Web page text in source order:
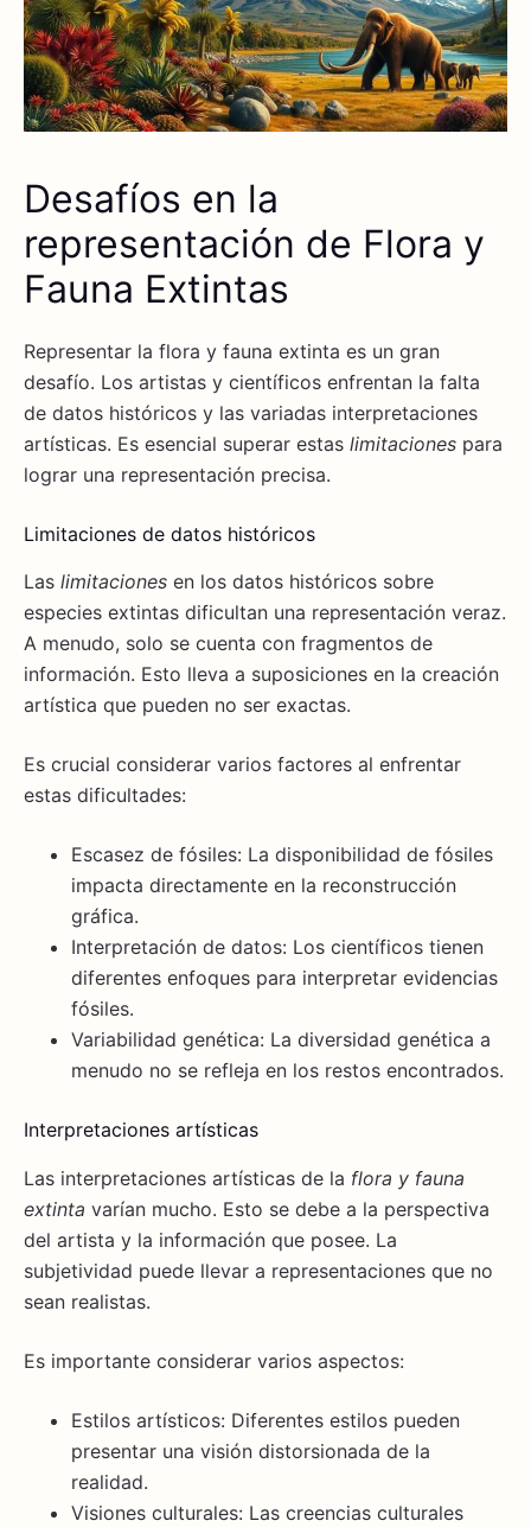
Desafíos en la
representación de Flora y
Fauna Extintas
Representar la flora y fauna extinta es un gran
desafío. Los artistas y científicos enfrentan la falta
de datos históricos y las variadas interpretaciones
artísticas. Es esencial superar estas limitaciones para
lograr una representación precisa.
Limitaciones de datos históricos
Las limitaciones en los datos históricos sobre
especies extintas dificultan una representación veraz.
A menudo, solo se cuenta con fragmentos de
información. Esto lleva a suposiciones en la creación
artística que pueden no ser exactas.
Es crucial considerar varios factores al enfrentar
estas dificultades:
Escasez de fósiles: La disponibilidad de fósiles
impacta directamente en la reconstrucción
gráfica.
Interpretación de datos: Los científicos tienen
diferentes enfoques para interpretar evidencias
fósiles.
Variabilidad genética: La diversidad genética a
menudo no se refleja en los restos encontrados.
Interpretaciones artísticas
Las interpretaciones artísticas de la flora y fauna
extinta varían mucho. Esto se debe a la perspectiva
del artista y la información que posee. La
subjetividad puede llevar a representaciones que no
sean realistas.
Es importante considerar varios aspectos:
Estilos artísticos: Diferentes estilos pueden
presentar una visión distorsionada de la
realidad.
Visiones culturales: Las creencias culturales